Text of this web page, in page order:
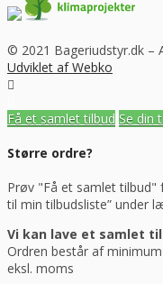
© 2021 Bageriudstyr.dk –
Udviklet af Webko
Få et samlet tilbud Se din
Større ordre?
Prøv "Få et samlet
til min tilbudsliste” under
Vi kan lave et samlet
Ordren består af
eksl. moms